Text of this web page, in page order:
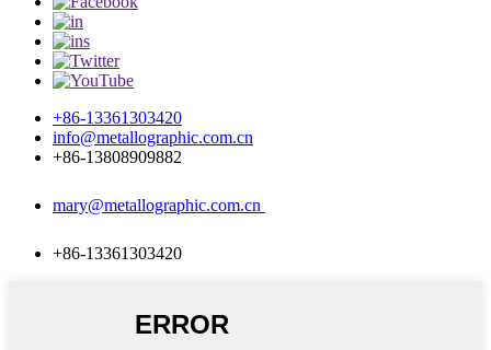
+86-13361303420
info@metallographic.com.cn
+86-13808909882
mary@metallographic.com.cn
+86-13361303420